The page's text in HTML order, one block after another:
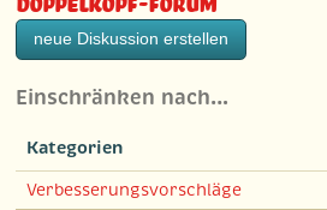
neue Diskussion erstellen
Einschränken nach…
Kategorien
Verbesserungsvorschläge